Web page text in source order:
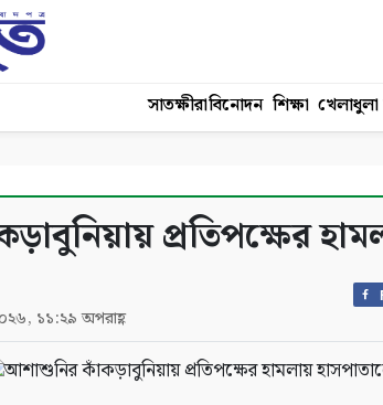
সাতক্ষীরাবিনোদন শিক্ষা খেলাধুলা
প্রতিপক্ষের
১১:২৯ অপরাহ্ণ